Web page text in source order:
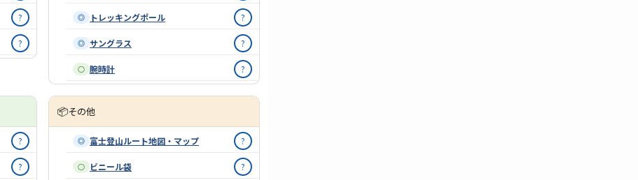
?
?
◎ トレッキングポール ?
◎ サングラス ?
○ 腕時計 ?
?
?
📦その他
◎ 富士登山ルート地図・マップ ?
○ ビニール袋 ?